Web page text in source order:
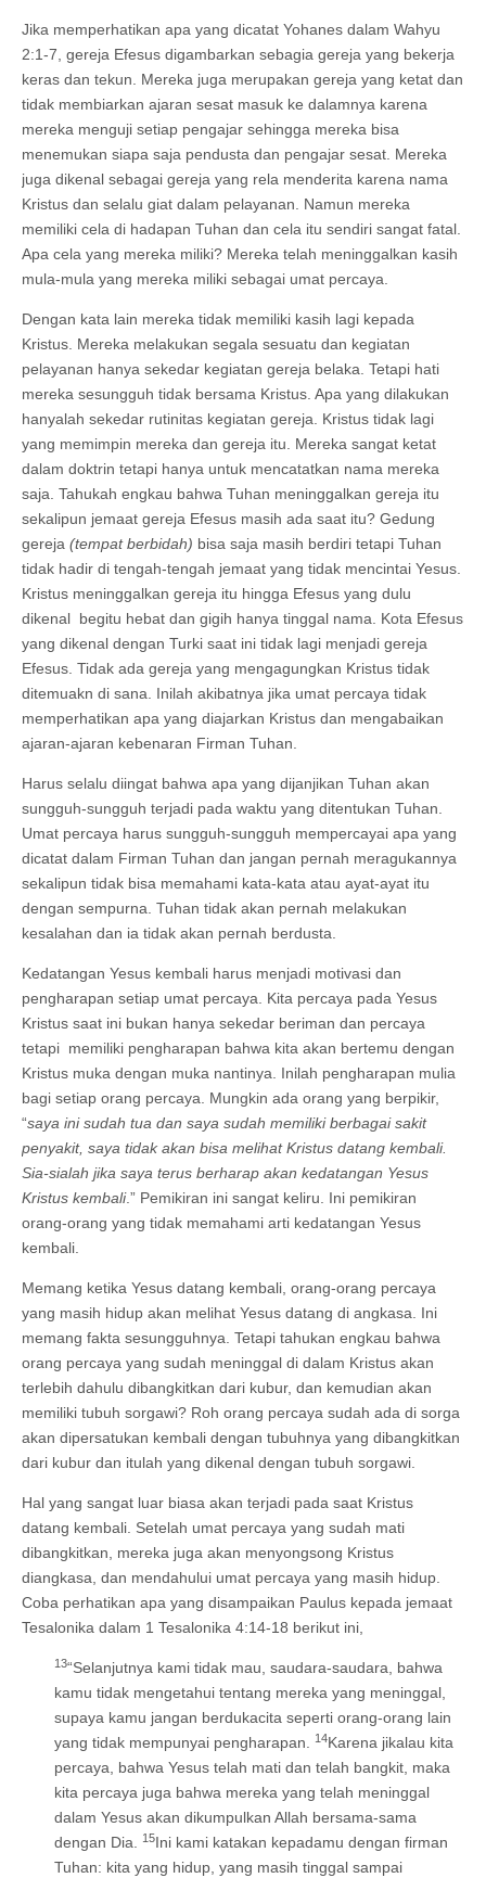
Jika memperhatikan apa yang dicatat Yohanes dalam Wahyu
2:1-7, gereja Efesus digambarkan sebagia gereja yang bekerja
keras dan tekun. Mereka juga merupakan gereja yang ketat dan
tidak membiarkan ajaran sesat masuk ke dalamnya karena
mereka menguji setiap pengajar sehingga mereka bisa
menemukan siapa saja pendusta dan pengajar sesat. Mereka
juga dikenal sebagai gereja yang rela menderita karena nama
Kristus dan selalu giat dalam pelayanan. Namun mereka
memiliki cela di hadapan Tuhan dan cela itu sendiri sangat fatal.
Apa cela yang mereka miliki? Mereka telah meninggalkan kasih
mula-mula yang mereka miliki sebagai umat percaya.
Dengan kata lain mereka tidak memiliki kasih lagi kepada
Kristus. Mereka melakukan segala sesuatu dan kegiatan
pelayanan hanya sekedar kegiatan gereja belaka. Tetapi hati
mereka sesungguh tidak bersama Kristus. Apa yang dilakukan
hanyalah sekedar rutinitas kegiatan gereja. Kristus tidak lagi
yang memimpin mereka dan gereja itu. Mereka sangat ketat
dalam doktrin tetapi hanya untuk mencatatkan nama mereka
saja. Tahukah engkau bahwa Tuhan meninggalkan gereja itu
sekalipun jemaat gereja Efesus masih ada saat itu? Gedung
gereja (tempat berbidah) bisa saja masih berdiri tetapi Tuhan
tidak hadir di tengah-tengah jemaat yang tidak mencintai Yesus.
Kristus meninggalkan gereja itu hingga Efesus yang dulu
dikenal begitu hebat dan gigih hanya tinggal nama. Kota Efesus
yang dikenal dengan Turki saat ini tidak lagi menjadi gereja
Efesus. Tidak ada gereja yang mengagungkan Kristus tidak
ditemuakn di sana. Inilah akibatnya jika umat percaya tidak
memperhatikan apa yang diajarkan Kristus dan mengabaikan
ajaran-ajaran kebenaran Firman Tuhan.
Harus selalu diingat bahwa apa yang dijanjikan Tuhan akan
sungguh-sungguh terjadi pada waktu yang ditentukan Tuhan.
Umat percaya harus sungguh-sungguh mempercayai apa yang
dicatat dalam Firman Tuhan dan jangan pernah meragukannya
sekalipun tidak bisa memahami kata-kata atau ayat-ayat itu
dengan sempurna. Tuhan tidak akan pernah melakukan
kesalahan dan ia tidak akan pernah berdusta.
Kedatangan Yesus kembali harus menjadi motivasi dan
pengharapan setiap umat percaya. Kita percaya pada Yesus
Kristus saat ini bukan hanya sekedar beriman dan percaya
tetapi memiliki pengharapan bahwa kita akan bertemu dengan
Kristus muka dengan muka nantinya. Inilah pengharapan mulia
bagi setiap orang percaya. Mungkin ada orang yang berpikir,
“saya ini sudah tua dan saya sudah memiliki berbagai sakit
penyakit, saya tidak akan bisa melihat Kristus datang kembali.
Sia-sialah jika saya terus berharap akan kedatangan Yesus
Kristus kembali.” Pemikiran ini sangat keliru. Ini pemikiran
orang-orang yang tidak memahami arti kedatangan Yesus
kembali.
Memang ketika Yesus datang kembali, orang-orang percaya
yang masih hidup akan melihat Yesus datang di angkasa. Ini
memang fakta sesungguhnya. Tetapi tahukan engkau bahwa
orang percaya yang sudah meninggal di dalam Kristus akan
terlebih dahulu dibangkitkan dari kubur, dan kemudian akan
memiliki tubuh sorgawi? Roh orang percaya sudah ada di sorga
akan dipersatukan kembali dengan tubuhnya yang dibangkitkan
dari kubur dan itulah yang dikenal dengan tubuh sorgawi.
Hal yang sangat luar biasa akan terjadi pada saat Kristus
datang kembali. Setelah umat percaya yang sudah mati
dibangkitkan, mereka juga akan menyongsong Kristus
diangkasa, dan mendahului umat percaya yang masih hidup.
Coba perhatikan apa yang disampaikan Paulus kepada jemaat
Tesalonika dalam 1 Tesalonika 4:14-18 berikut ini,
13“Selanjutnya kami tidak mau, saudara-saudara, bahwa
kamu tidak mengetahui tentang mereka yang meninggal,
supaya kamu jangan berdukacita seperti orang-orang lain
yang tidak mempunyai pengharapan.
14Karena jikalau kita
percaya, bahwa Yesus telah mati dan telah bangkit, maka
kita percaya juga bahwa mereka yang telah meninggal
dalam Yesus akan dikumpulkan Allah bersama-sama
dengan Dia.
15Ini kami katakan kepadamu dengan firman
Tuhan: kita yang hidup, yang masih tinggal sampai